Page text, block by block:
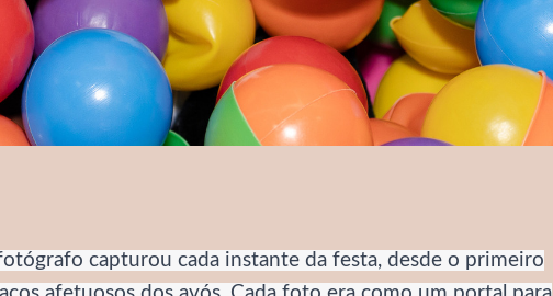
capturou cada instante da festa, desde o primeiro